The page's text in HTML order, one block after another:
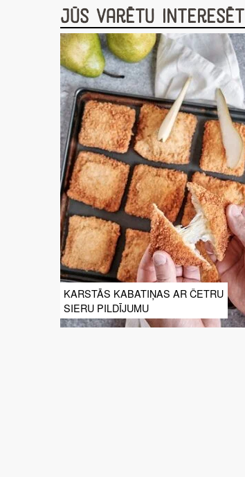
Jūs varētu interesēt
KARSTĀS KABATIŅAS AR ČETRU
SIERU PILDĪJUMU